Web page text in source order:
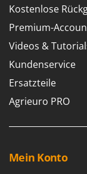
Kostenlose
Premium-
Videos &
Kundenservice
Ersatzteile
Agrieuro PRO
Mein Konto